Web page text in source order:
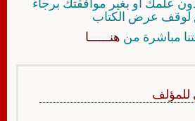
لوقف عرض الكتاب
مباشرة من هنــــــا